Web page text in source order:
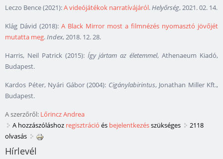
Leczo Bence (2021):A videójátékok narratívájáról.Helyőrség, 2021. 02. 14.
Klág Dávid (2018): A Black Mirror most a filmnézés nyomasztó jövőjét
mutatta meg.Index, 2018. 12. 28.
Harris, Neil Patrick (2015): Így jártam az életemmel, Athenaeum Kiadó,
Budapest.
Kardos Péter, Nyári Gábor (2004): Cigánylabirintus, Jonathan Miller Kft.,
Budapest.
A szerzőről: Lőrincz Andrea
A hozzászóláshoz regisztráció és bejelentkezésszükséges
2118
olvasás
Hírlevél